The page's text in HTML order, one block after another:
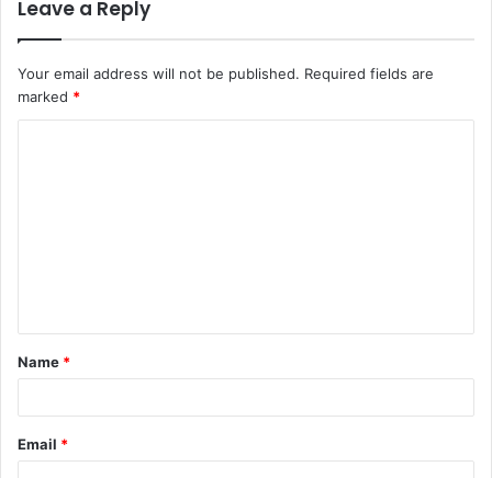
Leave a Reply
Your email address will not be published. Required fields are
marked *
t
*
Name *
Email *